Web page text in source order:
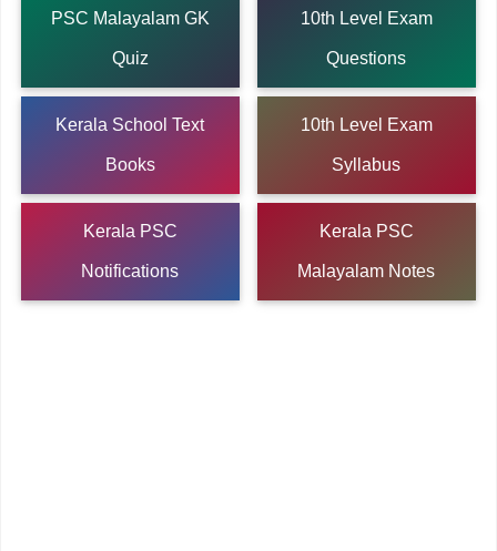
PSC Malayalam GK
Quiz
10th Level Exam
Questions
Kerala School Text
Books
10th Level Exam
Syllabus
Kerala PSC
Notifications
Kerala PSC
Malayalam Notes